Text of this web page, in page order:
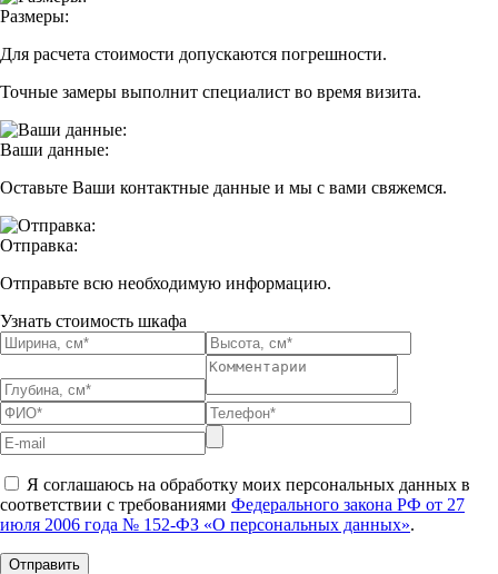
Размеры:
Для расчета стоимости допускаются погрешности.
Точные замеры выполнит специалист во время визита.
Ваши данные:
Оставьте Ваши контактные данные и мы с вами свяжемся.
Отправка:
Отправьте всю необходимую информацию.
Узнать стоимость шкафа
Я соглашаюсь на обработку моих персональных данных в
соответствии с требованиями Федерального закона РФ от 27
июля 2006 года № 152-ФЗ «О персональных данных».